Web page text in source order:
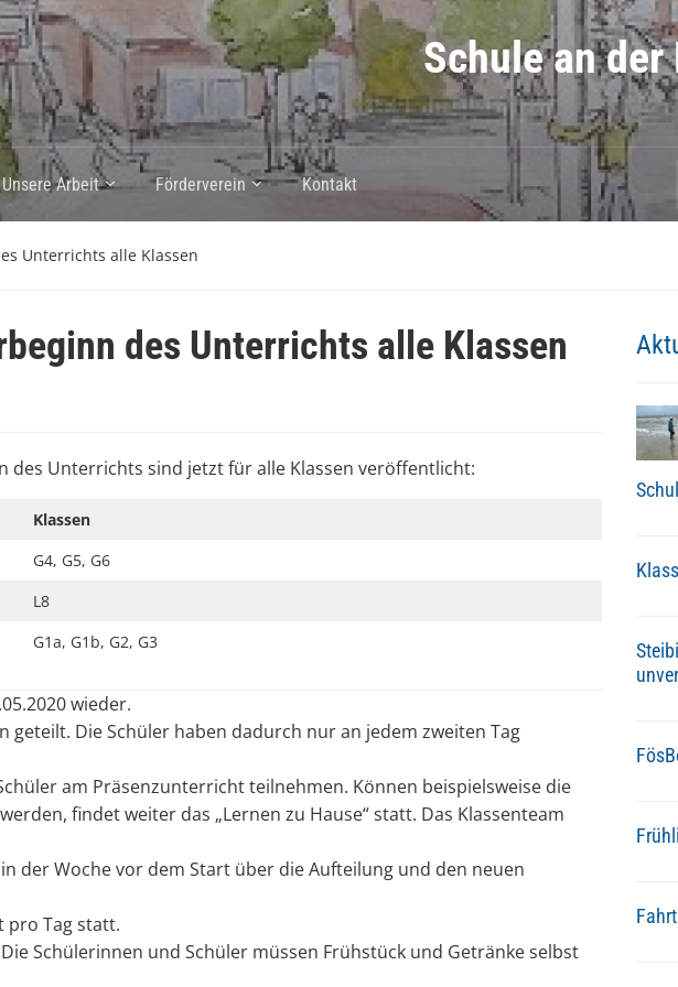
Schule an
Unsere Arbeit Förderverein Kontakt
Unterrichts alle Klassen
des Unterrichts alle Klassen
des Unterrichts sind jetzt für alle Klassen veröffentlicht:
Klassen
G4, G5, G6
L8
G1a, G1b, G2, G3
wieder.
geteilt. Die Schüler haben dadurch nur an jedem zweiten Tag
am Präsenzunterricht teilnehmen. Können beispielsweise die
findet weiter das „Lernen zu Hause“ statt. Das Klassenteam
der Woche vor dem Start über die Aufteilung und den neuen
pro Tag statt.
Schülerinnen und Schüler müssen Frühstück und Getränke selbst